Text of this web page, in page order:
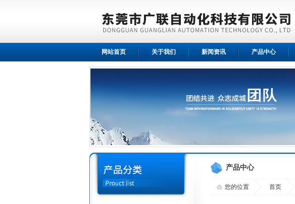
网站首页 关于我们 新闻资讯 产品中心
产品中心
您的位置 首页